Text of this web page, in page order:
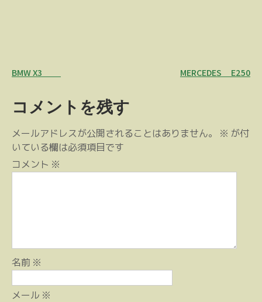
投
ナ
ビ
ゲ
ー
シ
BMW X3 MERCEDES E250
コメントを残す
メールアドレスが公開されることはありません。 ※ が付
いている欄は必須項目です
コメント ※
名前 ※
メール ※